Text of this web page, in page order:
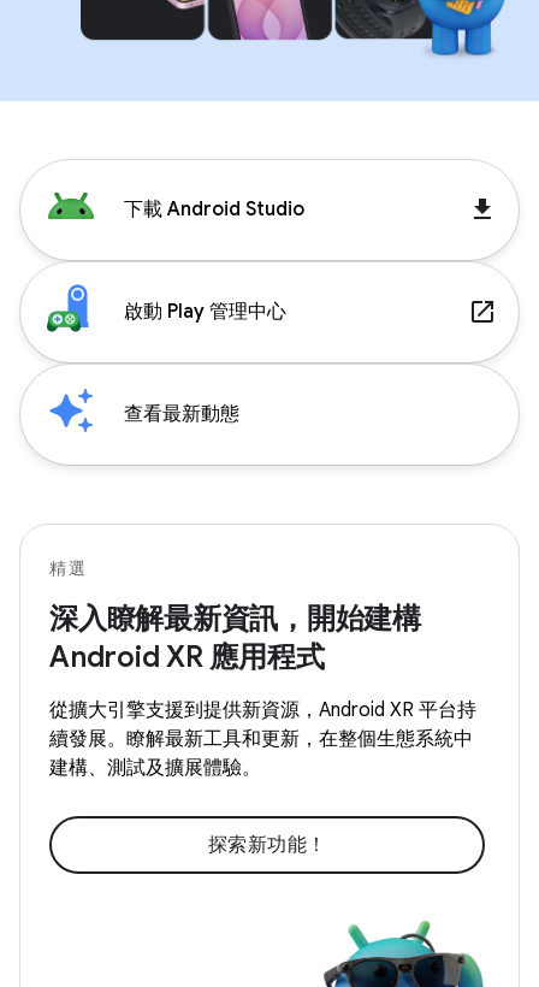
下載 Android Studio get_app
啟動 Play 管理中心 launch
查看最新動態
精選
深入瞭解最新資訊，開始建構
Android XR 應用程式
從擴大引擎支援到提供新資源，Android XR 平台持
續發展。瞭解最新工具和更新，在整個生態系統中
建構、測試及擴展體驗。
探索新功能！